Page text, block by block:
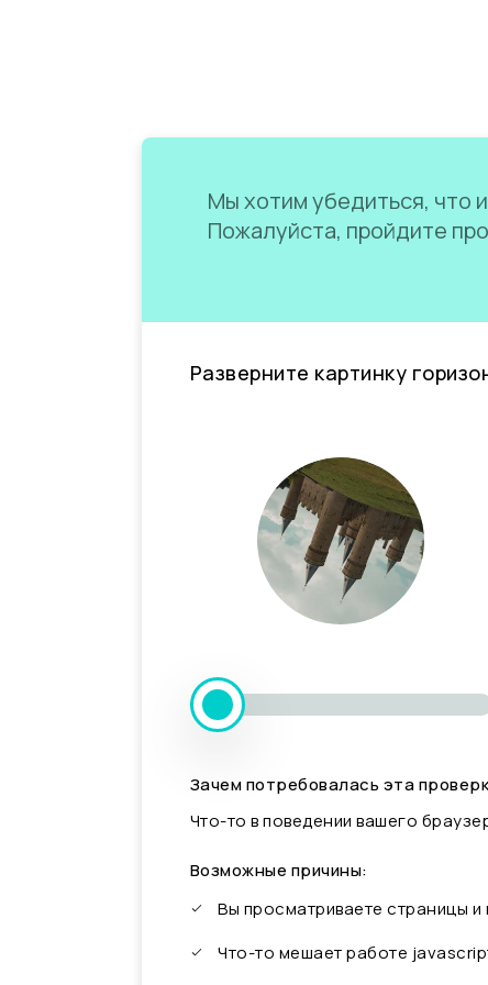
Мы хотим убедиться, что
Пожалуйста, пройдите
Разверните картинку
Зачем потребовалась эта
Что-то в поведении вашего
Возможные причины:
Вы просматриваете страницы
Что-то мешает работе